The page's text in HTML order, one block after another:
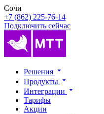
Сочи
+7 (862) 225-76-14
Подключить сейчас
Решения
Продукты
Интеграции
Тарифы
Акции